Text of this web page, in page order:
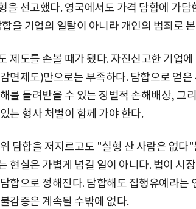
을 선고했다. 영국에서도 가격 담합에 가
합을 기업의 일탈이 아니라 개인의 범죄로
제도를 손볼 때가 됐다. 자진신고한 기업
면제도)만으로는 부족하다. 담합으로 얻
를 돌려받을 수 있는 징벌적 손해배상, 그
는 형사 처벌이 함께 가야 한다.
담합을 저지르고도 "실형 산 사람은 없다
현실은 가볍게 넘길 일이 아니다. 법이 시
합으로 정해진다. 담합해도 집행유예라는
감증은 계속될 수밖에 없다.